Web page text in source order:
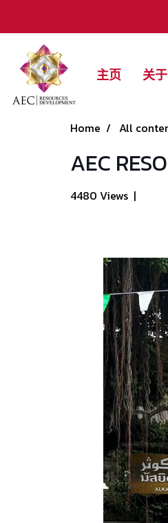
主页 关
Home All
AEC
4480 Views |